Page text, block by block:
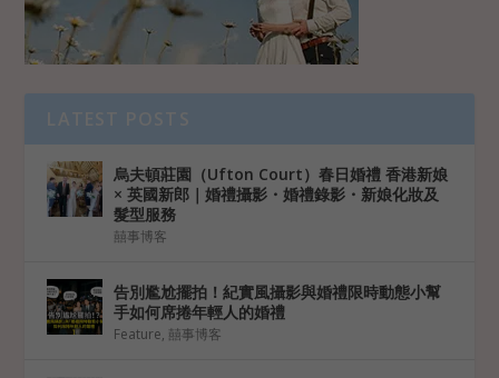
烏夫頓莊園（Ufton Court）春日婚禮 香港新娘
× 英國新郎｜婚禮攝影・婚禮錄影・新娘化妝及
髮型服務
囍事博客
告別尷尬擺拍！紀實風攝影與婚禮限時動態小幫
手如何席捲年輕人的婚禮
Feature, 囍事博客